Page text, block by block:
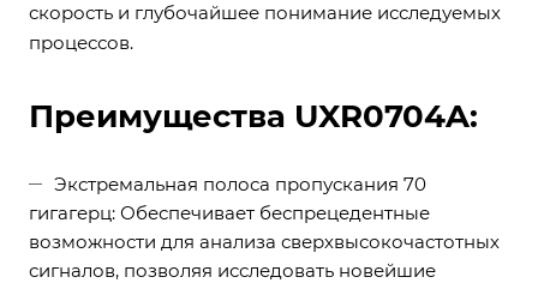
скорость и глубочайшее понимание исследуемых
процессов.
Преимущества UXR0704A:
Экстремальная полоса пропускания 70
гигагерц: Обеспечивает беспрецедентные
возможности для анализа сверхвысокочастотных
сигналов, позволяя исследовать новейшие